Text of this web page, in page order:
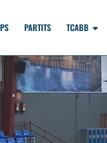
PARTITS TCABB